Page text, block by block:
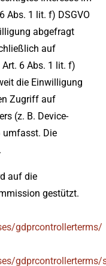
Abs. 1 lit. f) DSGVO
abgefragt
auf
6 Abs. 1 lit. f)
die Einwilligung
Zugriff auf
(z. B. Device-
umfasst. Die
auf die
gestützt.
gdprcontrollerterms/
gdprcontrollerterms/